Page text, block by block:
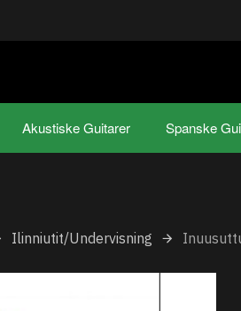
Akustiske Guitarer Spanske
Ilinniutit/Undervisning